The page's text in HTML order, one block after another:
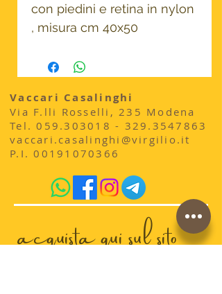
con piedini e retina in nylon
, misura cm 40x50
Vaccari Casalinghi
Via F.lli Rosselli, 235 Modena
​Tel.059.303018 - 329 .3547863
vaccari.casalinghi@virgilio.it
P.I.00191070366
acquista qui sul sito